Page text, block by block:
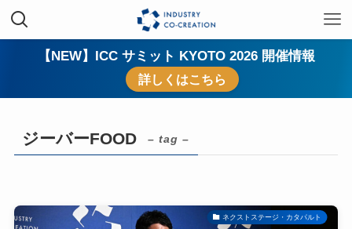
【NEW】ICC サミット KYOTO 2026 開催情報
詳しくはこちら
ジーバーFOOD – tag –
ネクストステージ・カタパルト